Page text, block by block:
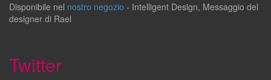
Disponibile nel nostro negozio - Intelligent Design, Messaggio del
designer di Rael
Twitter